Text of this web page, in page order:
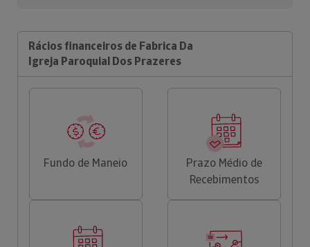
Rácios financeiros de Fabrica Da
Igreja Paroquial Dos Prazeres
Fundo de Maneio
Prazo Médio de
Recebimentos